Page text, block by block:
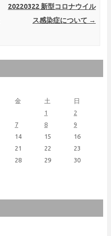
20220322 新型コロナウイル
ス感染症について →
金 土 日
1
2
7 8
9
14 15
16
21 22
23
28 29
30